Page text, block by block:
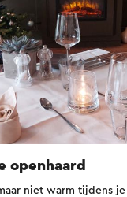
openhaard
niet warm tijdens